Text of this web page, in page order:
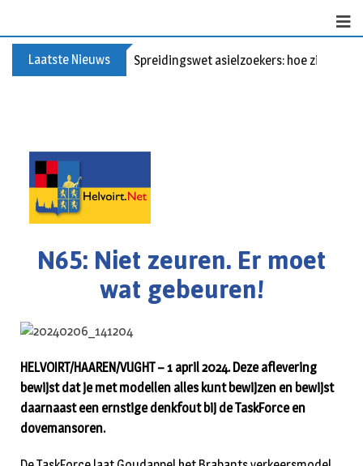
Laatste Nieuws Spreidingswet asielzoekers: hoe zit dat?
N65: Niet zeuren. Er moet
wat gebeuren!
HELVOIRT/HAAREN/VUGHT – 1 april 2024. Deze aflevering
bewijst dat je met modellen alles kunt bewijzen en bewijst
daarnaast een ernstige denkfout bij de TaskForce en
dovemansoren.